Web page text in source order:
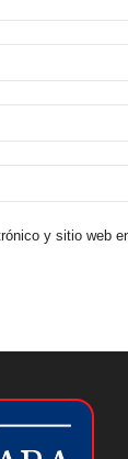
y sitio web